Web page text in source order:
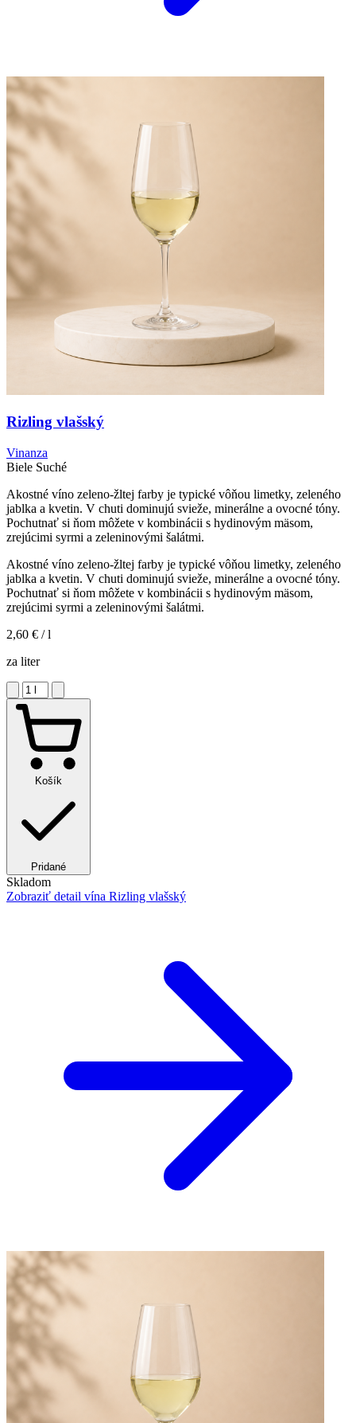
Rizling vlašský
Vinanza
Biele Suché
Akostné víno zeleno-žltej farby je typické vôňou limetky, zeleného
jablka a kvetin. V chuti dominujú svieže, minerálne a ovocné tóny.
Pochutnať si ňom môžete v kombinácii s hydinovým mäsom,
zrejúcimi syrmi a zeleninovými šalátmi.
Akostné víno zeleno-žltej farby je typické vôňou limetky, zeleného
jablka a kvetin. V chuti dominujú svieže, minerálne a ovocné tóny.
Pochutnať si ňom môžete v kombinácii s hydinovým mäsom,
zrejúcimi syrmi a zeleninovými šalátmi.
2,60 € / l
za liter
Košík
Pridané
Skladom
Zobraziť detail vína Rizling vlašský